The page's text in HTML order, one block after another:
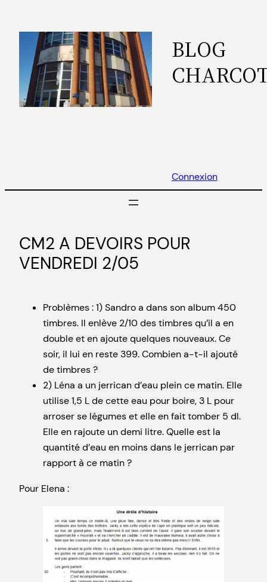
contenu
BLOG
Connexion
CM2 A DEVOIRS POUR
VENDREDI 2/05
Problèmes : 1) Sandro a dans son album 450
timbres. Il enlève 2/10 des timbres qu’il a en
double et en ajoute quelques nouveaux. Ce
soir, il lui en reste 399. Combien a-t-il ajouté
de timbres ?
2) Léna a un jerrican d’eau plein ce matin. Elle
utilise 1,5 L de cette eau pour boire, 3 L pour
arroser se légumes et elle en fait tomber 5 dl.
Elle en rajoute un demi litre. Quelle est la
quantité d’eau en moins dans le jerrican par
rapport à ce matin ?
Pour Elena :